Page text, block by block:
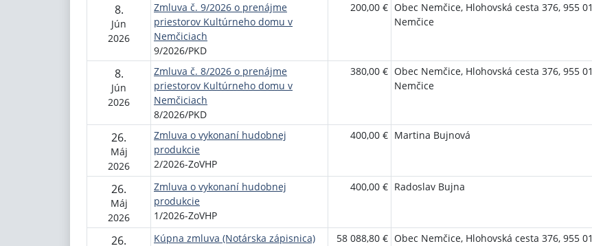
8.
Jún
2026
Zmluva č. 9/2026 o prenájme
priestorov Kultúrneho domu v
Nemčiciach
9/2026/PKD
200,00 € Obec Nemčice, Hlohovská cesta 376, 955 01
Nemčice
8.
Jún
2026
Zmluva č. 8/2026 o prenájme
priestorov Kultúrneho domu v
Nemčiciach
8/2026/PKD
380,00 € Obec Nemčice, Hlohovská cesta 376, 955 01
Nemčice
26.
Máj
2026
Zmluva o vykonaní hudobnej
produkcie
2/2026-ZoVHP
400,00 € Martina Bujnová
26.
Máj
2026
Zmluva o vykonaní hudobnej
produkcie
1/2026-ZoVHP
400,00 € Radoslav Bujna
26.
Kúpna zmluva (Notárska zápisnica)
58 088,80 € Obec Nemčice, Hlohovská cesta 376, 955 01